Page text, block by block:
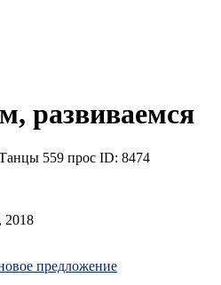
развиваемся
559 прос ID: 8474
2018
предложение